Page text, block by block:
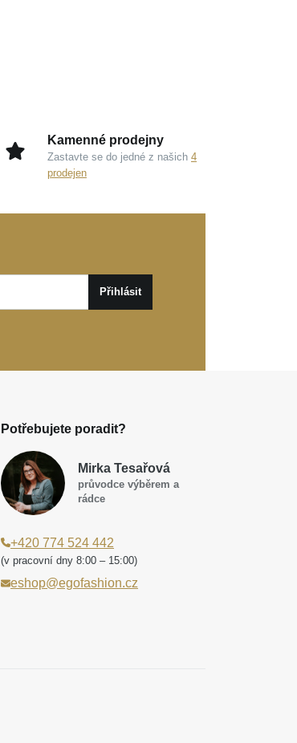
Kamenné prodejny
Zastavte se do jedné z našich 4
prodejen
Přihlásit
Potřebujete poradit?
Mirka Tesařová
průvodce výběrem a
rádce
+420 774 524 442
(v pracovní dny 8:00 – 15:00)
eshop@egofashion.cz